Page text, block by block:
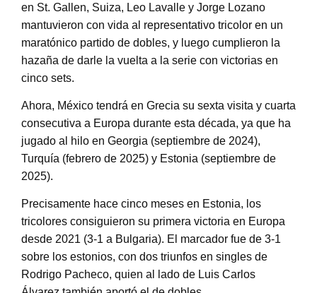
en St. Gallen, Suiza, Leo Lavalle y Jorge Lozano
mantuvieron con vida al representativo tricolor en un
maratónico partido de dobles, y luego cumplieron la
hazaña de darle la vuelta a la serie con victorias en
cinco sets.
Ahora, México tendrá en Grecia su sexta visita y cuarta
consecutiva a Europa durante esta década, ya que ha
jugado al hilo en Georgia (septiembre de 2024),
Turquía (febrero de 2025) y Estonia (septiembre de
2025).
Precisamente hace cinco meses en Estonia, los
tricolores consiguieron su primera victoria en Europa
desde 2021 (3-1 a Bulgaria). El marcador fue de 3-1
sobre los estonios, con dos triunfos en singles de
Rodrigo Pacheco, quien al lado de Luis Carlos